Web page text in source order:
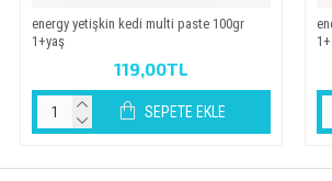
energy yeti̇şki̇n kedi̇ multi̇ paste 100gr
1+yaş
119,00TL
SEPETE EKLE